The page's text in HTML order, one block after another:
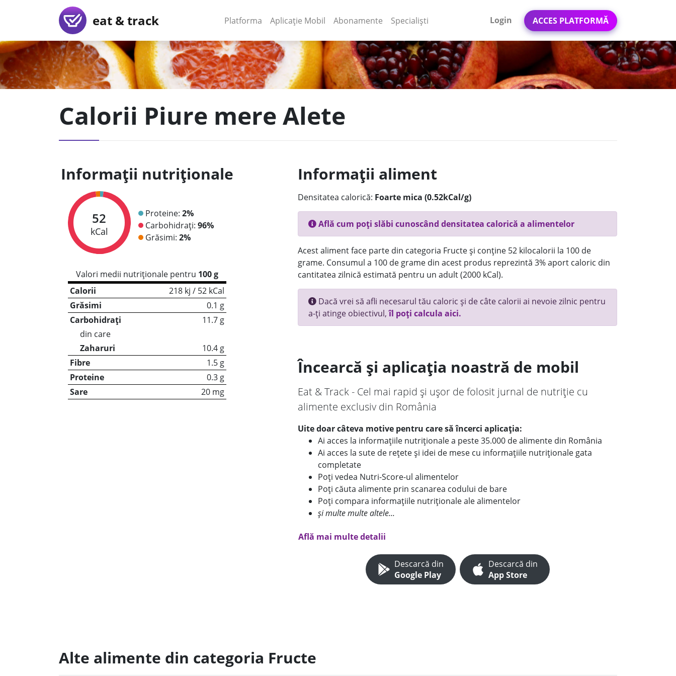
eat & track Platforma (current)
Aplicație Mobil (current)
Abonamente Specialiști Login ACCES PLATFORMĂ
Calorii Piure mere Alete
Informații nutriționale
52
kCal
Proteine: 2%
Carbohidrați: 96%
Grăsimi: 2%
Valori medii nutriționale pentru 100 g
Calorii
218 kj / 52 kCal
Grăsimi
0.1 g
Carbohidrați
11.7 g
din care
Zaharuri
10.4 g
Fibre
1.5 g
Proteine
0.3 g
Sare
20 mg
Informații aliment
Densitatea calorică: Foarte mica (0.52kCal/g)
Află cum poți slăbi cunoscând densitatea calorică a alimentelor
Acest aliment face parte din categoria Fructe și conține 52 kilocalorii la 100 de
grame. Consumul a 100 de grame din acest produs reprezintă 3% aport caloric din
cantitatea zilnică estimată pentru un adult (2000 kCal).
Dacă vrei să afli necesarul tău caloric și de câte calorii ai nevoie zilnic pentru
a-ți atinge obiectivul,îl poți calcula aici.
Încearcă și aplicația noastră de mobil
Eat & Track - Cel mai rapid și ușor de folosit jurnal de nutriție cu
alimente exclusiv din România
Uite doar câteva motive pentru care să încerci aplicația:
Ai acces la informațiile nutriționale a peste 35.000 de alimente din România
Ai acces la sute de rețete și idei de mese cu informațiile nutriționale gata
completate
Poți vedea Nutri-Score-ul alimentelor
Poți căuta alimente prin scanarea codului de bare
Poți compara informațiile nutriționale ale alimentelor
și multe multe altele...
Află mai multe detalii
Descarcă din
Google Play
Descarcă din
App Store
Alte alimente din categoria Fructe